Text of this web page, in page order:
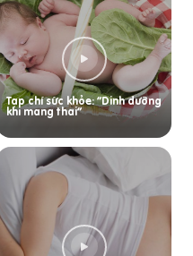
Tạp chí sức khỏe: “Dinh dưỡng
khi mang thai”